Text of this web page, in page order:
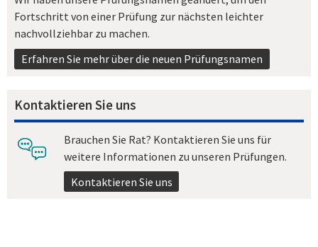
Fortschritt von einer Prüfung zur nächsten leichter
nachvollziehbar zu machen.
Erfahren Sie mehr über die neuen Prüfungsnamen
Kontaktieren Sie uns
Brauchen Sie Rat? Kontaktieren Sie uns für
weitere Informationen zu unseren Prüfungen.
Kontaktieren Sie uns